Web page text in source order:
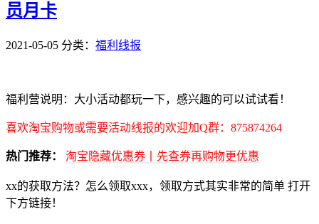
员月卡
2021-05-05 分类： 福利线报
福利营说明：大小活动都玩一下，感兴趣的可以试试看！
喜欢淘宝购物或需要活动线报的欢迎加Q群：875874264
热门推荐： 淘宝隐藏优惠券丨先查券再购物更优惠
xx的获取方法？怎么领取xxx，领取方式其实非常的简单 打开
下方链接！